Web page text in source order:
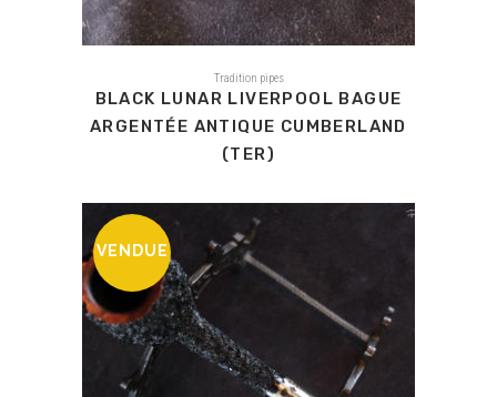
Tradition pipes
BLACK LUNAR LIVERPOOL BAGUE
ARGENTÉE ANTIQUE CUMBERLAND
(TER)
VENDUE